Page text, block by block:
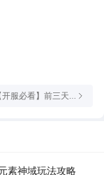
服必看】前三天
素神域玩法攻略